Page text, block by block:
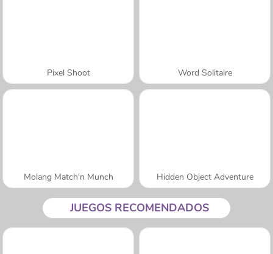
Pixel Shoot Word Solitaire
Molang Match'n Munch Hidden Object Adventure
JUEGOS RECOMENDADOS